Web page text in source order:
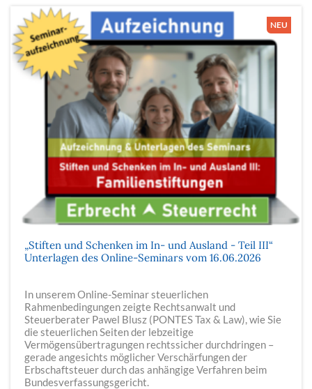
„Stiften und Schenken im In- und Ausland - Teil III“
Unterlagen des Online-Seminars vom 16.06.2026
In unserem Online-Seminar steuerlichen
Rahmenbedingungen zeigte Rechtsanwalt und
Steuerberater Pawel Blusz (PONTES Tax & Law), wie Sie
die steuerlichen Seiten der lebzeitige
Vermögensübertragungen rechtssicher durchdringen –
gerade angesichts möglicher Verschärfungen der
Erbschaftsteuer durch das anhängige Verfahren beim
Bundesverfassungsgericht.